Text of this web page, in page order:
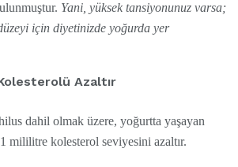
Yani, yüksek tansiyonunuz varsa;
için diyetinizde yoğurda yer
Azaltır
dahil olmak üzere, yoğurtta yaşayan
mililitre kolesterol seviyesini azaltır.